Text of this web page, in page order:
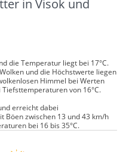
in Visok und
die Temperatur liegt bei 17°C.
und die Höchstwerte liegen
Himmel bei Werten
Tiefsttemperaturen von 16°C.
erreicht dabei
Böen zwischen 13 und 43 km/h
bei 16 bis 35°C.